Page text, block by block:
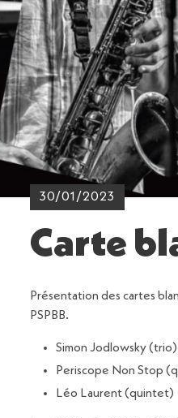
30/01/2023
Carte
Présentation des cartes
PSPBB.
Simon Jodlowsky (trio)
Periscope Non Stop
Léo Laurent (quintet)